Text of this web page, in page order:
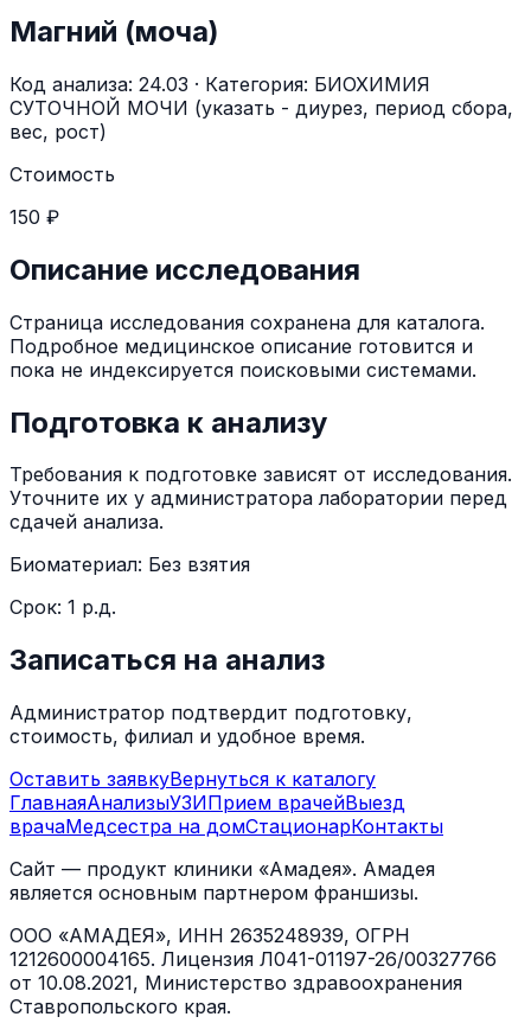
Магний (моча)
Код анализа: 24.03 · Категория: БИОХИМИЯ
СУТОЧНОЙ МОЧИ (указать - диурез, период сбора,
вес, рост)
Стоимость
150 ₽
Описание исследования
Страница исследования сохранена для каталога.
Подробное медицинское описание готовится и
пока не индексируется поисковыми системами.
Подготовка к анализу
Требования к подготовке зависят от исследования.
Уточните их у администратора лаборатории перед
сдачей анализа.
Биоматериал: Без взятия
Срок: 1 р.д.
Записаться на анализ
Администратор подтвердит подготовку,
стоимость, филиал и удобное время.
Оставить заявкуВернуться к каталогу
ГлавнаяАнализыУЗИПрием врачейВыезд
врачаМедсестра на домСтационарКонтакты
Сайт — продукт клиники «Амадея». Амадея
является основным партнером франшизы.
ООО «АМАДЕЯ», ИНН 2635248939, ОГРН
1212600004165. Лицензия Л041-01197-26/00327766
от 10.08.2021, Министерство здравоохранения
Ставропольского края.